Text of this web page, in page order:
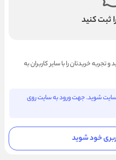
ثبت کنید
تجربه خریدتان را با سایر کاربران به
سایت شوید. جهت ورود به سایت روی
خود شوید